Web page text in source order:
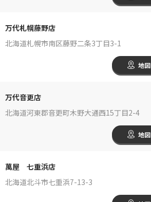
万代札幌藤野店
北海道札幌市南区藤野二条3丁目3-1
地図
万代音更店
北海道河東郡音更町木野大通西15丁目2-4
地図
萬屋 七重浜店
北海道北斗市七重浜7-13-3